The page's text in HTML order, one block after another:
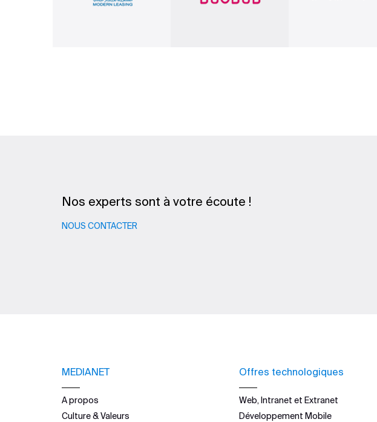
Nos experts sont à votre écoute !
NOUS CONTACTER
MEDIANET
A propos
Culture & Valeurs
Offres technologiques
Web, Intranet et Extranet
Développement Mobile